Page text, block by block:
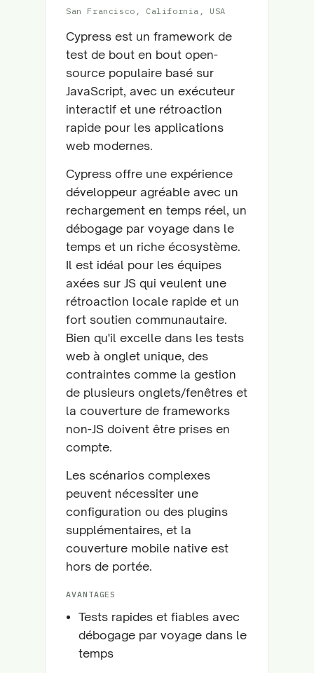
San Francisco, California, USA
Cypress est un framework de
test de bout en bout open-
source populaire basé sur
JavaScript, avec un exécuteur
interactif et une rétroaction
rapide pour les applications
web modernes.
Cypress offre une expérience
développeur agréable avec un
rechargement en temps réel, un
débogage par voyage dans le
temps et un riche écosystème.
Il est idéal pour les équipes
axées sur JS qui veulent une
rétroaction locale rapide et un
fort soutien communautaire.
Bien qu'il excelle dans les tests
web à onglet unique, des
contraintes comme la gestion
de plusieurs onglets/fenêtres et
la couverture de frameworks
non-JS doivent être prises en
compte.
Les scénarios complexes
peuvent nécessiter une
configuration ou des plugins
supplémentaires, et la
couverture mobile native est
hors de portée.
AVANTAGES
Tests rapides et fiables avec
débogage par voyage dans le
temps